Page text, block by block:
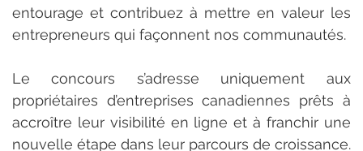
entourage et contribuez à mettre en valeur les
entrepreneurs qui façonnent nos communautés.
Le concours s’adresse uniquement aux
propriétaires d’entreprises canadiennes prêts à
accroître leur visibilité en ligne et à franchir une
nouvelle étape dans leur parcours de croissance.